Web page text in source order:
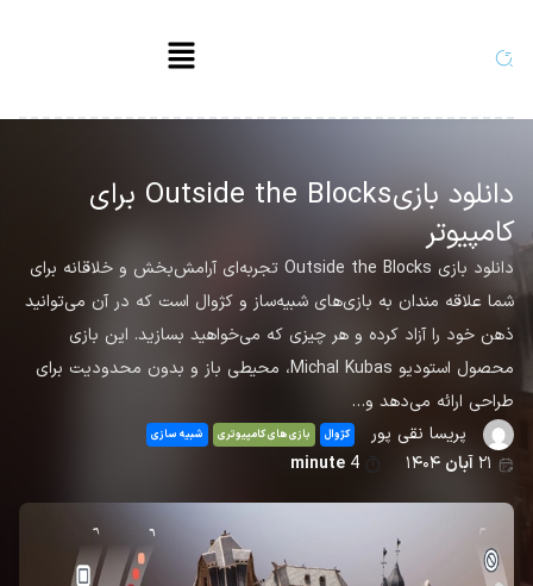
دانلود بازی Outside the Blocks برای
کامپیوتر
دانلود بازی Outside the Blocks تجربه‌ای آرامش‌بخش و خلاقانه برای
شما علاقه مندان به بازی‌های شبیه‌ساز و کژوال است که در آن می‌توانید
ذهن خود را آزاد کرده و هر چیزی که می‌خواهید بسازید. این بازی
محصول استودیو Michal Kubas، محیطی باز و بدون محدودیت برای
طراحی ارائه می‌دهد و…
پریسا نقی پور
کژوال بازی های کامپیوتری شبیه سازی
۲۱آبان ۱۴۰۴ 4
minute